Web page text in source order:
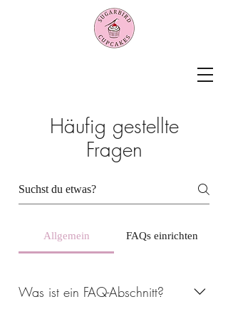
Häufig gestellte
Fragen
Allgemein FAQs einrichten
Was ist ein FAQ-Abschnitt?